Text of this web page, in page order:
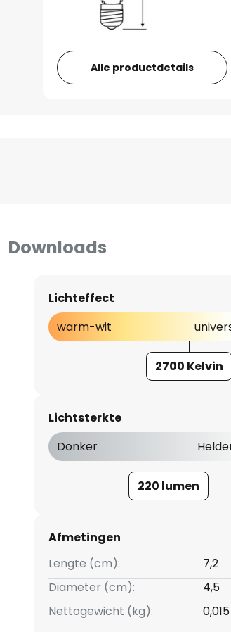
Alle productdetails
Downloads
Lichteffect
warm-wit
2700 Kelvin
Lichtsterkte
Donker
220 lumen
Afmetingen
Lengte (cm):
7,2
Diameter (cm):
4,5
Nettogewicht (kg):
0,015